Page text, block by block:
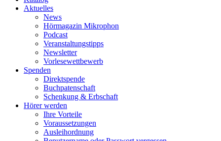
Aktuelles
News
Hörmagazin Mikrophon
Podcast
Veranstaltungstipps
Newsletter
Vorlesewettbewerb
Spenden
Direktspende
Buchpatenschaft
Schenkung & Erbschaft
Hörer werden
Ihre Vorteile
Voraussetzungen
Ausleihordnung